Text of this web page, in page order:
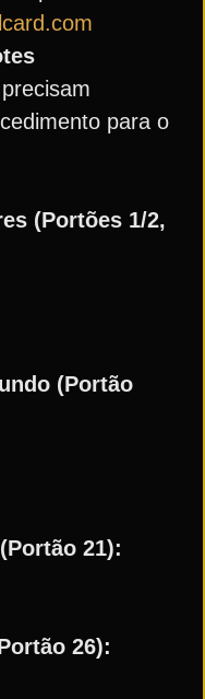
para o
(Portões 1/2,
(Portão
21):
26):